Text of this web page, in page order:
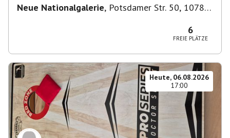
Neue Nationalgalerie, Potsdamer Str. 50, 10785
6
FREIE PLÄTZE
Heute, 06.08.2026
17:00